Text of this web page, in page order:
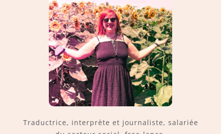
Traductrice, interprète et journaliste, salariée